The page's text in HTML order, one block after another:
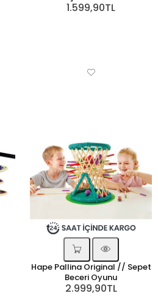
1.599,90TL
Hape Pallina Original // Sepet
Beceri Oyunu
2.999,90TL